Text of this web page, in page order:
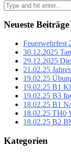
Neueste Beiträge
Feuerwehrfest
30.12.2025
29.12.2025
21.02.25
19.02.25
19.02.25 B1
19.02.25 B3
18.02.25 B1
18.02.25 TH0
18.02.25 B2
Kategorien